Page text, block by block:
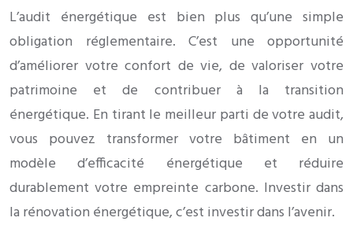
L’audit énergétique est bien plus qu’une simple
obligation réglementaire. C’est une opportunité
d’améliorer votre confort de vie, de valoriser votre
patrimoine et de contribuer à la transition
énergétique. En tirant le meilleur parti de votre audit,
vous pouvez transformer votre bâtiment en un
modèle d’efficacité énergétique et réduire
durablement votre empreinte carbone. Investir dans
la rénovation énergétique, c’est investir dans l’avenir.